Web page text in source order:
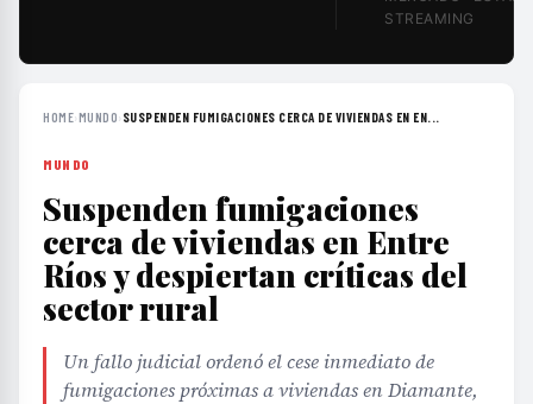
STREAMING
HOME›MUNDO› SUSPENDEN FUMIGACIONES CERCA DE VIVIENDAS EN EN...
MUNDO
Suspenden fumigaciones
cerca de viviendas en Entre
Ríos y despiertan críticas del
sector rural
Un fallo judicial ordenó el cese inmediato de
fumigaciones próximas a viviendas en Diamante,